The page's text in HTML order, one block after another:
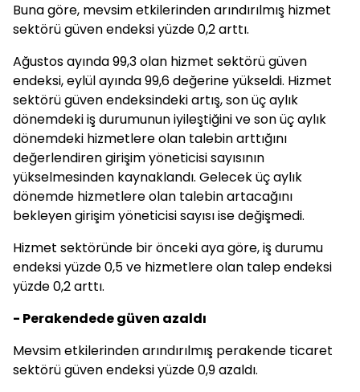
Buna göre, mevsim etkilerinden arındırılmış hizmet
sektörü güven endeksi yüzde 0,2 arttı.
Ağustos ayında 99,3 olan hizmet sektörü güven
endeksi, eylül ayında 99,6 değerine yükseldi. Hizmet
sektörü güven endeksindeki artış, son üç aylık
dönemdeki iş durumunun iyileştiğini ve son üç aylık
dönemdeki hizmetlere olan talebin arttığını
değerlendiren girişim yöneticisi sayısının
yükselmesinden kaynaklandı. Gelecek üç aylık
dönemde hizmetlere olan talebin artacağını
bekleyen girişim yöneticisi sayısı ise değişmedi.
Hizmet sektöründe bir önceki aya göre, iş durumu
endeksi yüzde 0,5 ve hizmetlere olan talep endeksi
yüzde 0,2 arttı.
- Perakendede güven azaldı
Mevsim etkilerinden arındırılmış perakende ticaret
sektörü güven endeksi yüzde 0,9 azaldı.